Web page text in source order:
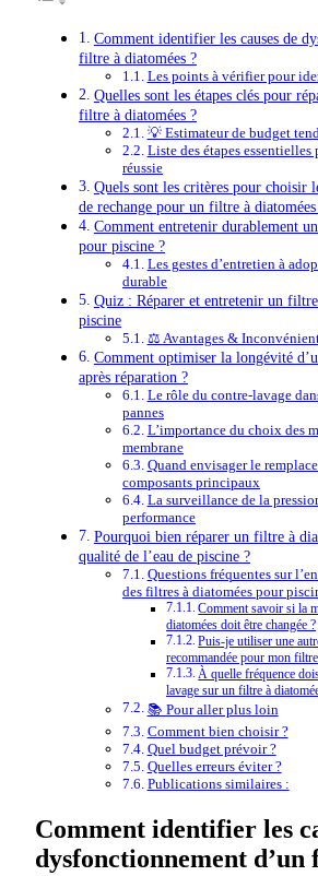
Comment identifier les causes de
filtre à diatomées ?
Les points à vérifier pour
Quelles sont les étapes clés pour
filtre à diatomées ?
💡 Estimateur de budget
Liste des étapes
réussie
Quels sont les critères pour choisir
de rechange pour un filtre à diatomées
Comment entretenir durablement
pour piscine ?
Les gestes d’entretien à
durable
Quiz : Réparer et entretenir un
piscine
⚖️ Avantages &
Comment optimiser la longévité
après réparation ?
Le rôle du contre-lavage
pannes
L’importance du choix des
membrane
Quand envisager le
composants principaux
La surveillance de la
performance
Pourquoi bien réparer un filtre à
qualité de l’eau de piscine ?
Questions fréquentes sur
des filtres à diatomées pour
Comment savoir si la
diatomées doit être changée ?
Puis-je utiliser une
recommandée pour mon
À quelle fréquence
lavage sur un filtre à
📚 Pour aller plus loin
Comment bien choisir ?
Quel budget prévoir ?
Quelles erreurs éviter ?
Publications similaires :
Comment identifier les
dysfonctionnement d’un